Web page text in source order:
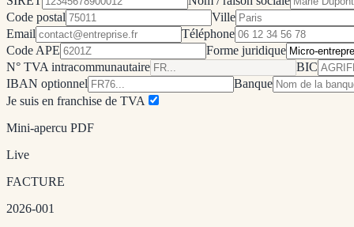
Code postal
Ville
Email
Téléphone
Code APE
Forme juridique
N° TVA intracommunautaire
BIC
IBAN optionnel
Banque
Je suis en franchise de TVA
Mini-apercu PDF
Live
FACTURE
2026-001